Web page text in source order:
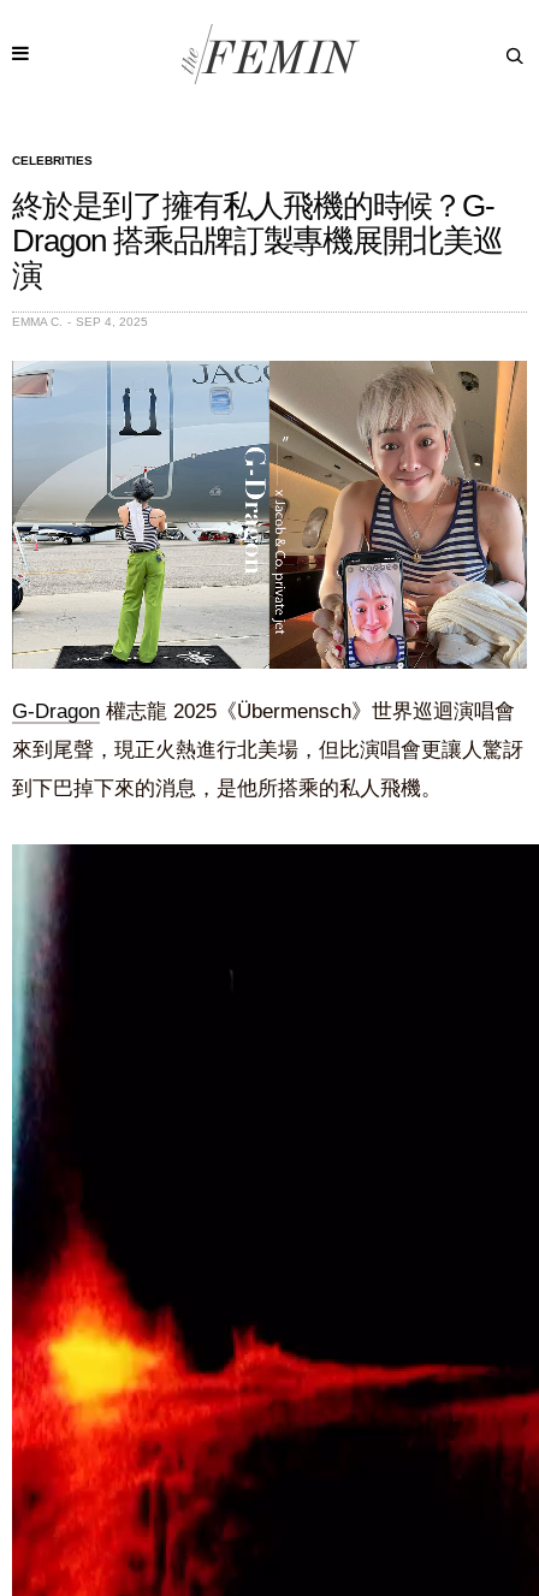
CELEBRITIES
終於是到了擁有私人飛機的時候？G-
Dragon 搭乘品牌訂製專機展開北美巡
演
EMMA C. SEP 4, 2025
G-Dragon 權志龍 2025《Übermensch》世界巡迴演唱會
來到尾聲，現正火熱進行北美場，但比演唱會更讓人驚訝
到下巴掉下來的消息，是他所搭乘的私人飛機。